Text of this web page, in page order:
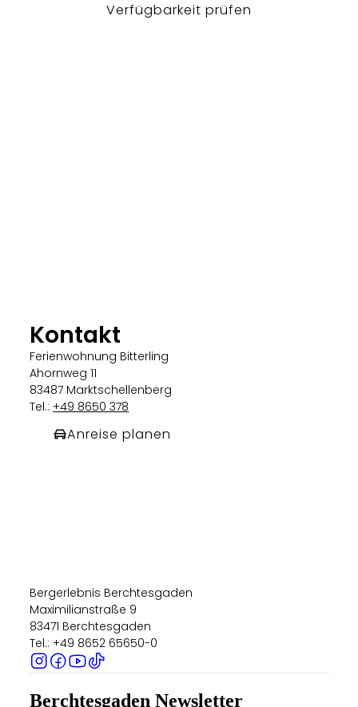
Verfügbarkeit prüfen
Kontakt
Ferienwohnung Bitterling
Ahornweg 11
83487 Marktschellenberg
Tel.:+49 8650 378
Anreise planen
Bergerlebnis Berchtesgaden
Maximilianstraße 9
83471 Berchtesgaden
Tel.: +49 8652 65650-0
Berchtesgaden Newsletter